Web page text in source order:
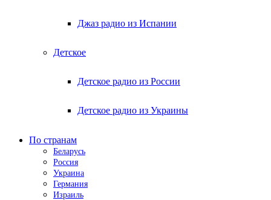
Джаз радио из Испании
Детское
Детское радио из России
Детское радио из Украины
По странам
Беларусь
Россия
Украина
Германия
Израиль